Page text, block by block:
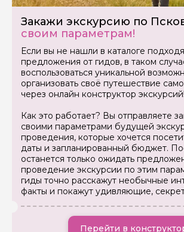
Закажи экскурсию по
своим параметрам!
Если вы не нашли в каталоге
предложения от гидов, в таком
воспользоваться уникальной
организовать своё путешествие
через онлайн конструктор экскурсий!
Как это работает? Вы отправляете
своими параметрами будущей
проведения, которые хочется
даты и запланированный бюджет.
останется только ожидать
проведение экскурсии по этим
гиды точно расскажут необычные
факты и покажут удивляющие,
Перейти в
Задайте свой вопрос гиду
Как вас зовут
Ваша электронная почта
Ваш номер телефона
Вопросы и комментарии
Если у вас есть интересующие